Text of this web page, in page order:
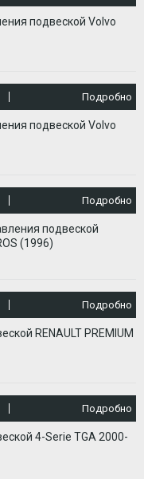
подвеской Volvo
Подробно
подвеской Volvo
Подробно
подвеской
(1996)
Подробно
RENAULT PREMIUM
Подробно
4-Serie TGA 2000-